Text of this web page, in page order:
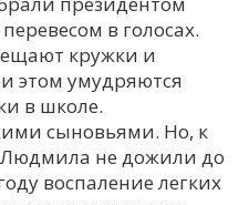
в голосах.
кружки и
этом умудряются
в школе.
сыновьями. Но, к
не дожили до
воспаление легких